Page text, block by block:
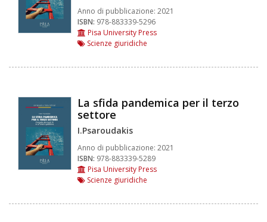
Anno di pubblicazione: 2021
ISBN: 978-883339-5296
Pisa University Press
Scienze giuridiche
La sfida pandemica per il terzo
settore
I.Psaroudakis
Anno di pubblicazione: 2021
ISBN: 978-883339-5289
Pisa University Press
Scienze giuridiche